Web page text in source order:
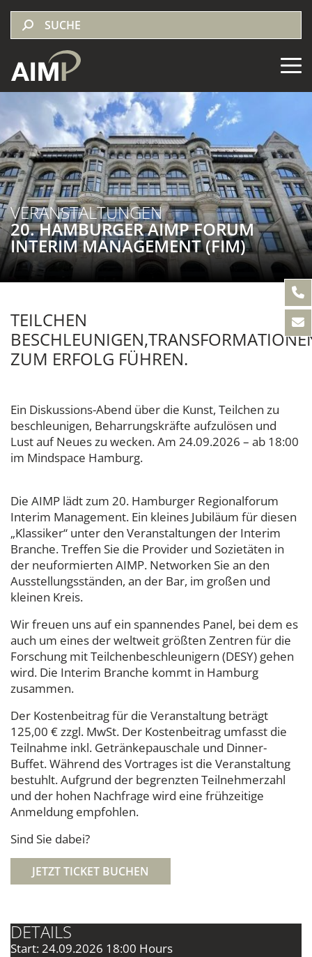
VERANSTALTUNGEN
20. HAMBURGER AIMP FORUM
INTERIM MANAGEMENT (FIM)
TEILCHEN
ZUM ERFOLG FÜHREN.
Ein Diskussions-Abend über die Kunst, Teilchen zu
beschleunigen, Beharrungskräfte aufzulösen und
Lust auf Neues zu wecken. Am 24.09.2026 – ab 18:00
im Mindspace Hamburg.
Die AIMP lädt zum 20. Hamburger Regionalforum
Interim Management. Ein kleines Jubiläum für diesen
„Klassiker“ unter den Veranstaltungen der Interim
Branche. Treffen Sie die Provider und Sozietäten in
der neuformierten AIMP. Networken Sie an den
Ausstellungsständen, an der Bar, im großen und
kleinen Kreis.
Wir freuen uns auf ein spannendes Panel, bei dem es
auch um eines der weltweit größten Zentren für die
Forschung mit Teilchenbeschleunigern (DESY) gehen
wird. Die Interim Branche kommt in Hamburg
zusammen.
Der Kostenbeitrag für die Veranstaltung beträgt
125,00 € zzgl. MwSt. Der Kostenbeitrag umfasst die
Teilnahme inkl. Getränkepauschale und Dinner-
Buffet. Während des Vortrages ist die Veranstaltung
bestuhlt. Aufgrund der begrenzten Teilnehmerzahl
und der hohen Nachfrage wird eine frühzeitige
Anmeldung empfohlen.
Sind Sie dabei?
JETZT TICKET BUCHEN
DETAILS
Start: 24.09.2026 18:00 Hours